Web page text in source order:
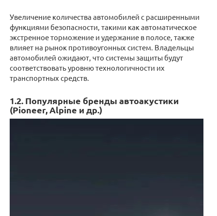
Увеличение количества автомобилей с расширенными
функциями безопасности, такими как автоматическое
экстренное торможение и удержание в полосе, также
влияет на рынок противоугонных систем. Владельцы
автомобилей ожидают, что системы защиты будут
соответствовать уровню технологичности их
транспортных средств.
1.2. Популярные бренды автоакустики
(Pioneer, Alpine и др.)